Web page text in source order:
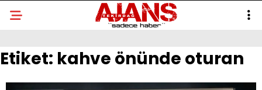
Etiket: kahve önünde oturan